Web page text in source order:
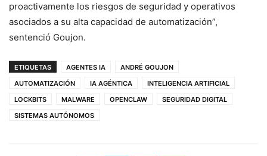
proactivamente los riesgos de seguridad y operativos
asociados a su alta capacidad de automatización”,
sentenció Goujon.
ETIQUETAS AGENTES IA
ANDRÉ GOUJON
AUTOMATIZACIÓN
IA AGÉNTICA
INTELIGENCIA ARTIFICIAL
LOCKBITS
MALWARE OPENCLAW
SEGURIDAD DIGITAL
SISTEMAS AUTÓNOMOS